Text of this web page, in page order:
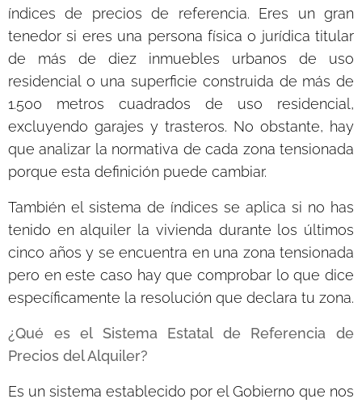
índices de precios de referencia. Eres un gran
tenedor si eres una persona física o jurídica titular
de más de diez inmuebles urbanos de uso
residencial o una superficie construida de más de
1.500 metros cuadrados de uso residencial,
excluyendo garajes y trasteros. No obstante, hay
que analizar la normativa de cada zona tensionada
porque esta definición puede cambiar.
También el sistema de índices se aplica si no has
tenido en alquiler la vivienda durante los últimos
cinco años y se encuentra en una zona tensionada
pero en este caso hay que comprobar lo que dice
específicamente la resolución que declara tu zona.
¿Qué es el Sistema Estatal de Referencia de
Precios del Alquiler?
Es un sistema establecido por el Gobierno que nos